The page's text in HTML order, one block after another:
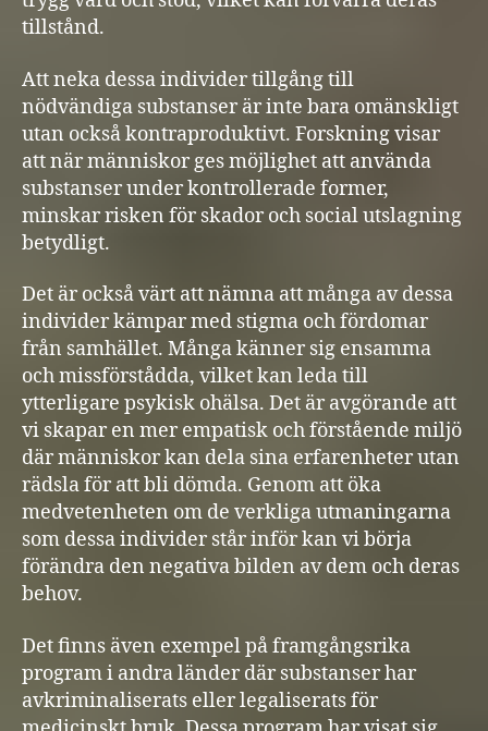
tillstånd.
Att neka dessa individer tillgång till
nödvändiga substanser är inte bara omänskligt
utan också kontraproduktivt. Forskning visar
att när människor ges möjlighet att använda
substanser under kontrollerade former,
minskar risken för skador och social utslagning
betydligt.
Det är också värt att nämna att många av dessa
individer kämpar med stigma och fördomar
från samhället. Många känner sig ensamma
och missförstådda, vilket kan leda till
ytterligare psykisk ohälsa. Det är avgörande att
vi skapar en mer empatisk och förstående miljö
där människor kan dela sina erfarenheter utan
rädsla för att bli dömda. Genom att öka
medvetenheten om de verkliga utmaningarna
som dessa individer står inför kan vi börja
förändra den negativa bilden av dem och deras
behov.
Det finns även exempel på framgångsrika
program i andra länder där substanser har
avkriminaliserats eller legaliserats för